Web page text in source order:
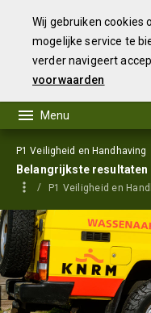
Wij gebruiken cookies
mogelijke service te
verder navigeert
voorwaarden
P1 Veiligheid en Handhaving
Belangrijkste resultaten
P1 Veiligheid en